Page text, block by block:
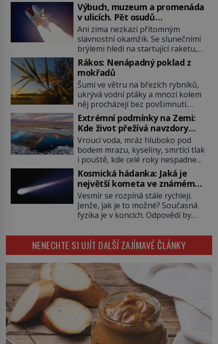
Výbuch, muzeum a promenáda
v ulicích. Pět osudů
nejslavnějších raketoplánů
Ani zima nezkazí přítomným
slavnostní okamžik. Se slunečními
brýlemi hledí na startující raketu,
která má do vesmíru vynést kromě
posádky také obyčejnou učitelku.
Po několika sekundách všem
ztuhnou úsměvy, stroj totiž
exploduje. Jejich konstrukce není
z levného kraje, daňové poplatníky
stojí miliardy dolarů. Na druhou
stranu zvládnou jen představitelné
věci. Na malé kousky Název:
Columbia První […]
Rákos: Nenápadný poklad z
mokřadů
Šumí ve větru na březích rybníků,
ukrývá vodní ptáky a mnozí kolem
něj procházejí bez povšimnutí.
Přesto právě rákos pomáhal stavět
domy, vyrábět lodě, zapisovat první
texty a inspiroval řadu pověstí.
Tato skromná, ale užitečná
rostlina provází člověka už tisíce
let. Většina lidí vnímá rákos jen jako
obyčejnou kulisu letního koupání.
Stačí se však podívat […]
Extrémní podmínky na Zemi:
Kde život přežívá navzdory
všemu
Vroucí voda, mráz hluboko pod
bodem mrazu, kyseliny, smrtící tlak
i pouště, kde celé roky nespadne
jediná kapka deště. Na první
pohled místa, kde nemůže
existovat vůbec nic. Přesto právě
tady vědci objevují organismy,
které posouvají hranice života.
Každý nový nález mění naše
dokáže příroda a napovídá, kde
bychom jednou […]
Kosmická hádanka: Jaká je
největší kometa ve známém
vesmíru?
Vesmír se rozpíná stále rychleji.
Jenže, jak je to možné? Současná
fyzika je v koncích. Odpovědí by
energie. Právě na tu se zaměří
pozornost dvojice zkušených
astronomů. Namísto ní ale objeví
něco mnohem hmatatelnějšího.
Naprosto rekordní kometu!
Astronomové Pedro Bernardinelli a
Gary Bernstein mravenčí prací
zkoumají archivní snímky v rámci
Průzkumu temné energie […]
NENECHTE SI UJÍT DALŠÍ ZAJÍMAVÉ ČLÁNKY